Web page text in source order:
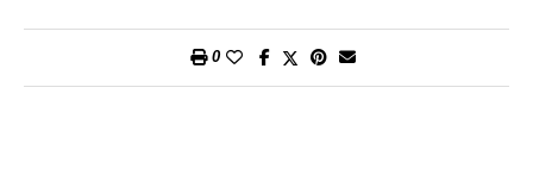
Il giorno successivo si percorreranno 180 chilometri verso
0